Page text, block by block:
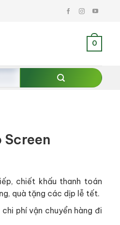
0
Screen
chiết khấu thanh toán
quà tặng các dịp lễ tết.
phí vận chuyển hàng đi